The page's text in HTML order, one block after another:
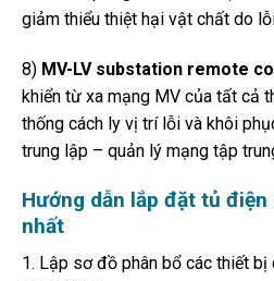
giảm thiểu thiệt hại vật chất do
8) MV-LV substation remote
khiển từ xa mạng MV của tất cả
thống cách ly vị trí lỗi và khôi
trung lập – quản lý mạng tập
Hướng dẫn lắp đặt tủ
nhất
1. Lập sơ đồ phân bổ các thiết